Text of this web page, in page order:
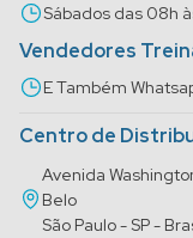
Sábados das 08h
Vendedores
E Também
Centro de
Avenida
Belo
São Paulo - SP -